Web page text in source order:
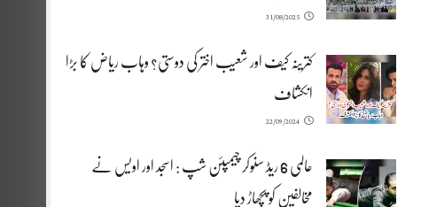
31/08/2025
کترینہ کیف اور شعیب اختر کی دوستی؟ وہاب ریاض کا بڑا
انکشاف
22/09/2024
عالمی 6 ریڈ سنوکر چیمپئن شپ : اسجد اور اویس نے
مخالفین کو پچھاڑ دیا